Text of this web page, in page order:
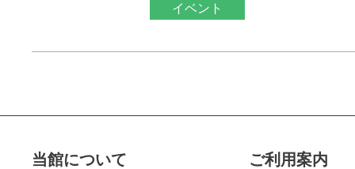
イベント
当館について
ご利用案内